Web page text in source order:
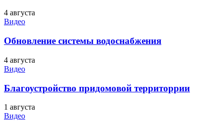
4 августа
Видео
Обновление системы водоснабжения
4 августа
Видео
Благоустройство придомовой территоррии
1 августа
Видео